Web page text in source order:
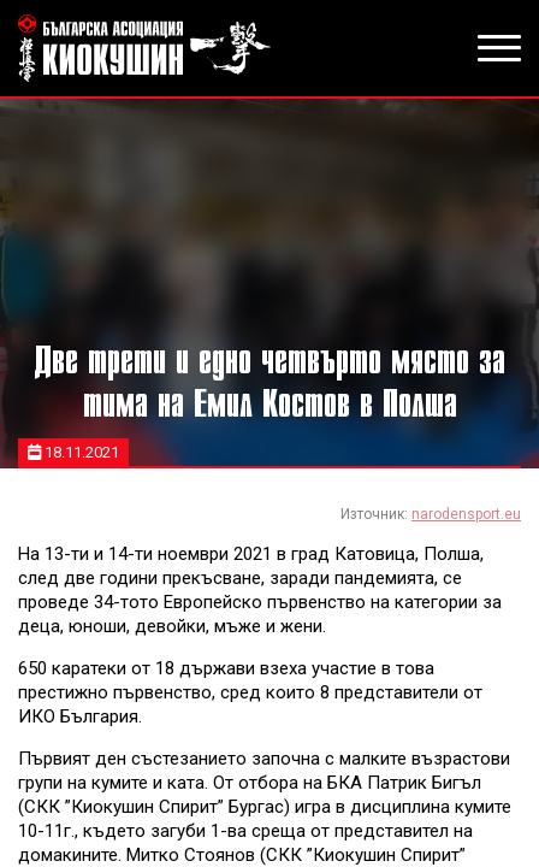
Две трети и едно четвърто място за
тима на Емил Костов в Полша
18.11.2021
Източник: narodensport.eu
На 13-ти и 14-ти ноември 2021 в град Катовица, Полша,
след две години прекъсване, заради пандемията, се
проведе 34-тото Европейско първенство на категории за
деца, юноши, девойки, мъже и жени.
650 каратеки от 18 държави взеха участие в това
престижно първенство, сред които 8 представители от
ИКО България.
Първият ден състезанието започна с малките възрастови
групи на кумите и ката. От отбора на БКА Патрик Бигъл
(СКК ”Киокушин Спирит” Бургас) игра в дисциплина кумите
10-11г., където загуби 1-ва среща от представител на
домакините. Митко Стоянов (СКК ”Киокушин Спирит”